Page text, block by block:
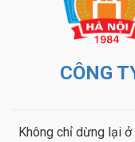
CÔNG
Không chỉ dừng lại